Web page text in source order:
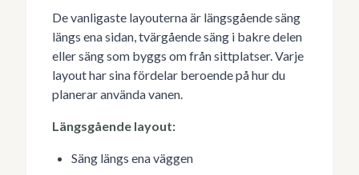
De vanligaste layouterna är längsgående säng
längs ena sidan, tvärgående säng i bakre delen
eller säng som byggs om från sittplatser. Varje
layout har sina fördelar beroende på hur du
planerar använda vanen.
Längsgående layout:
Säng längs ena väggen